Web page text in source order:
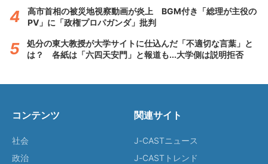
高市首相の被災地視察動画が炎上 BGM付き「総理が主役の
PV」に「政権プロパガンダ」批判
処分の東大教授が大学サイトに仕込んだ「不適切な言葉」と
は？ 各紙は「六四天安門」と報道も...大学側は説明拒否
コンテンツ
社会
政治
関連サイト
J-CASTニュース
J-CASTトレンド